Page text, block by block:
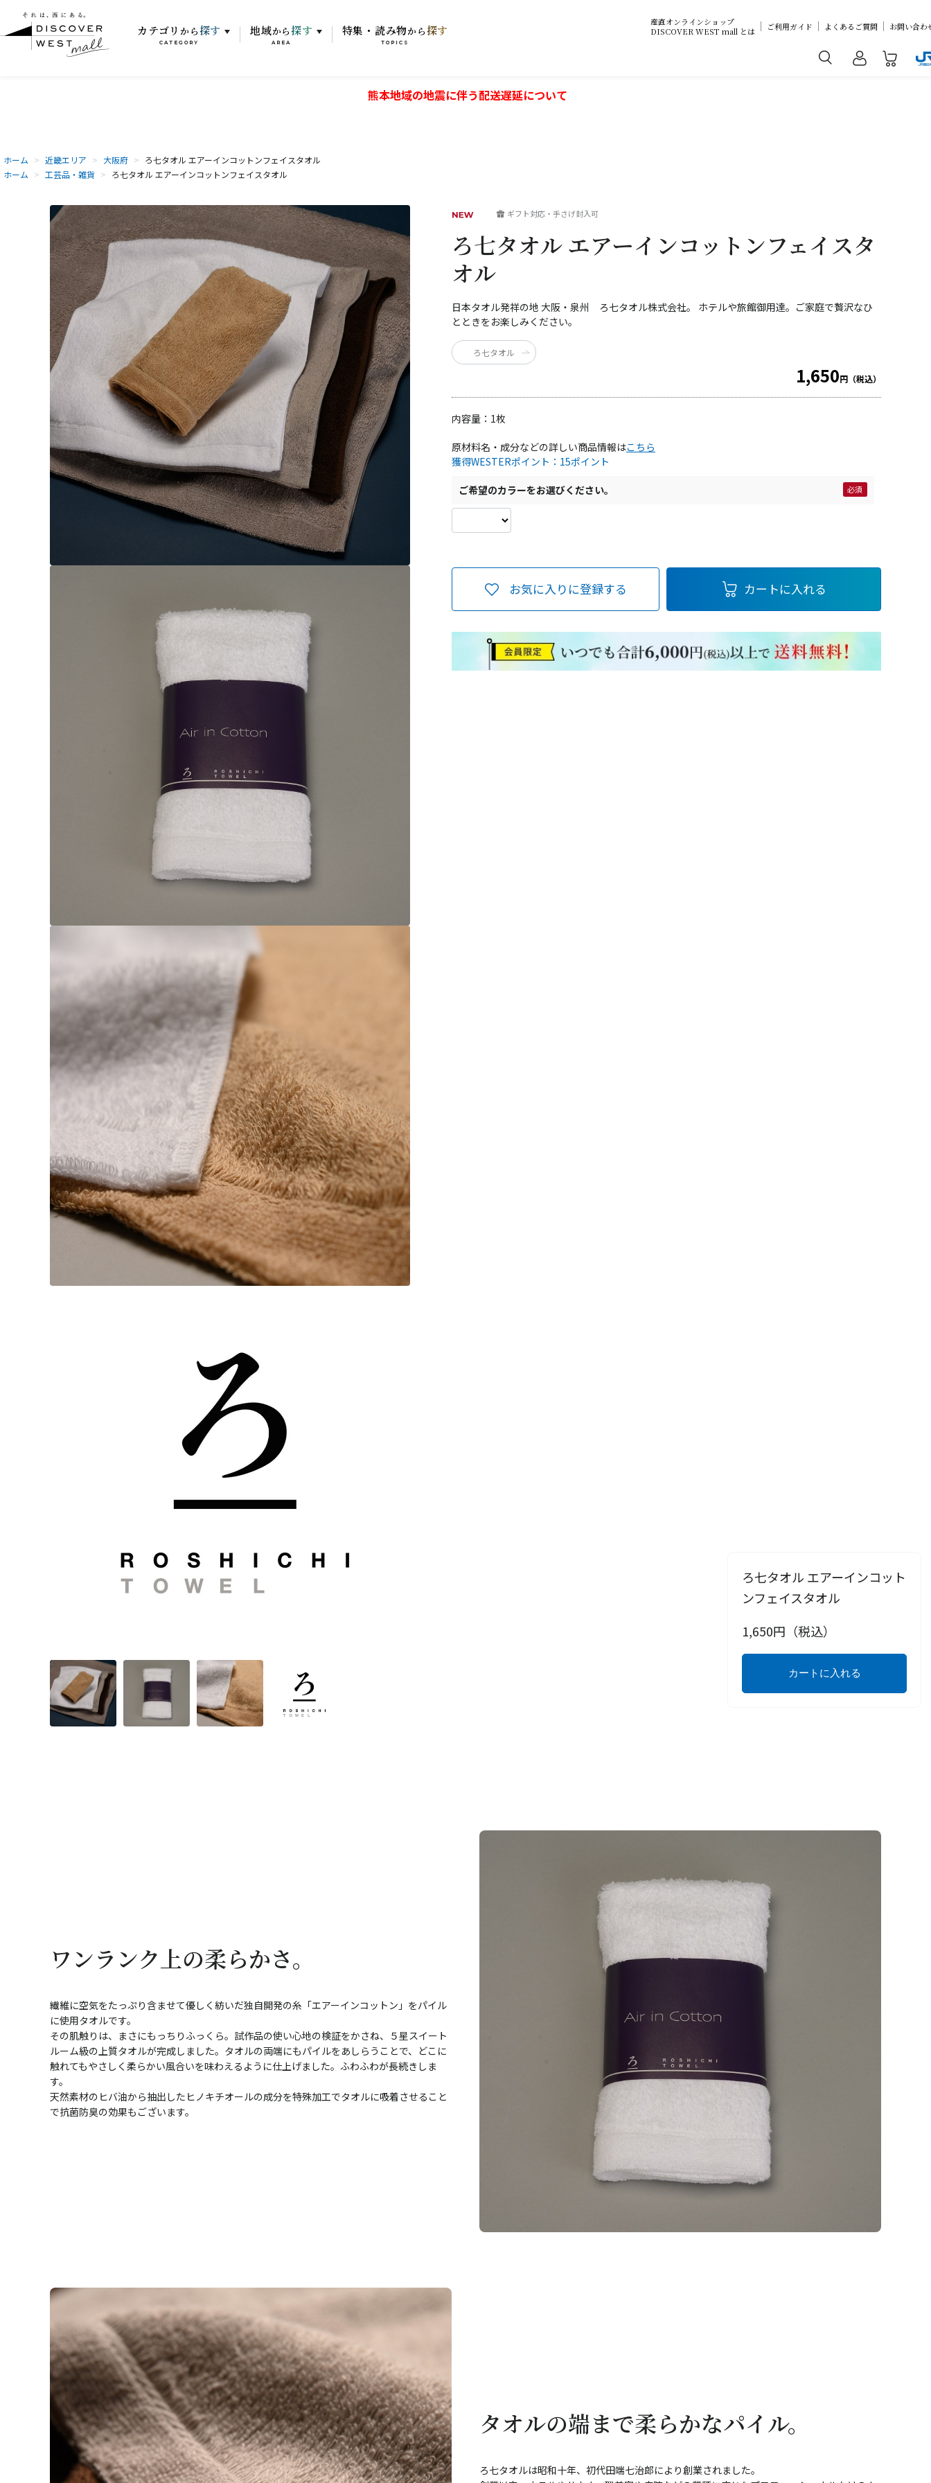
カテゴリ から 探す
CATEGORY
地域から 探す
AREA
特集・読み物から 探す
TOPICS
産直オンラインショップ
DISCOVER WEST mall とは
ご利用ガイド よくあるご質問 お問い合わ
熊本地域の地震に伴う配送遅延について
ホーム > 近畿エリア > 大阪府 > ろ七タオル エアーインコットンフェイスタオル
ホーム > 工芸品・雑貨 > ろ七タオル エアーインコットンフェイスタオル
ギフト対応・手さげ封入可
日本タオル発祥の地 大阪・泉州 ろ七タオル株式会社。 ホテルや旅館御用達。ご家庭で贅沢なひ
とときをお楽しみください。
ろ七タオル エアーインコットンフェイスタ
オル
1,650円（税込）
内容量： 1枚
獲得WESTERポイント： 15ポイント
ご希望のカラーをお選びください。
カートに入れる
お気に入りに登録する
原材料名・成分などの詳しい商品情報はこちら
ろ七タオル
ろ七タオル エアーインコット
ンフェイスタオル
1,650円（税込）
カートに入れる
ワンランク上の柔らかさ。
繊維に空気をたっぷり含ませて優しく紡いだ独自開発の糸「エアーインコットン」をパイル
に使用タオルです。
その肌触りは、まさにもっちりふっくら。試作品の使い心地の検証をかさね、５星スイート
ルーム級の上質タオルが完成しました。タオルの両端にもパイルをあしらうことで、どこに
触れてもやさしく柔らかい風合いを味わえるように仕上げました。ふわふわが長続きしま
す。
天然素材のヒバ油から抽出したヒノキチオールの成分を特殊加工でタオルに吸着させること
で抗菌防臭の効果もございます。
タオルの端まで柔らかなパイル。
ろ七タオルは昭和十年、初代田端七治郎により創業されました。